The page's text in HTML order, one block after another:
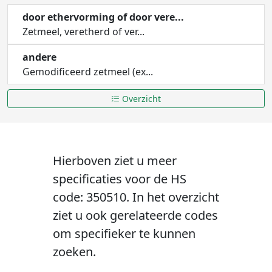
door ethervorming of door vere...
Zetmeel, veretherd of ver...
andere
Gemodificeerd zetmeel (ex...
Overzicht
Hierboven ziet u meer
specificaties voor de HS
code: 350510. In het overzicht
ziet u ook gerelateerde codes
om specifieker te kunnen
zoeken.